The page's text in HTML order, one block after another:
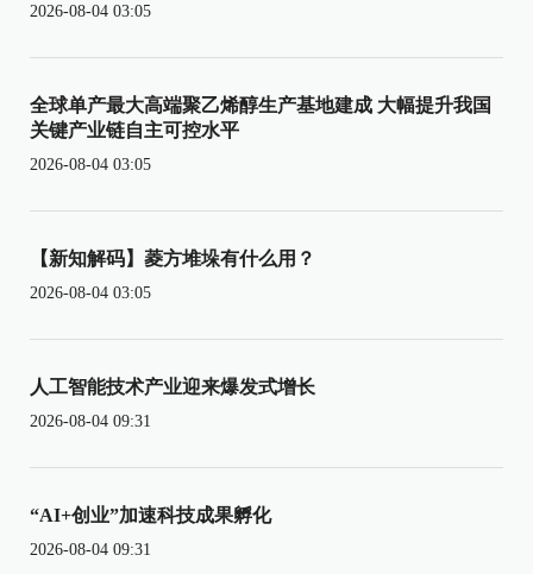
2026-08-04 03:05
全球单产最大高端聚乙烯醇生产基地建成 大幅提升我国
关键产业链自主可控水平
2026-08-04 03:05
【新知解码】菱方堆垛有什么用？
2026-08-04 03:05
人工智能技术产业迎来爆发式增长
2026-08-04 09:31
“AI+创业”加速科技成果孵化
2026-08-04 09:31